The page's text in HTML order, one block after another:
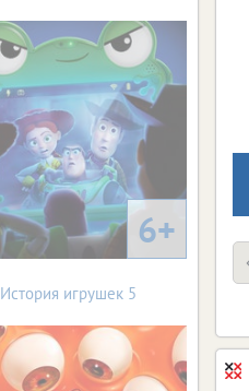
6+
История игрушек 5